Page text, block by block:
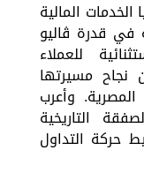
المالية
قدرة ڤاليو
للعملاء
مسيرتها
وأعرب
التاريخية
حركة التداول